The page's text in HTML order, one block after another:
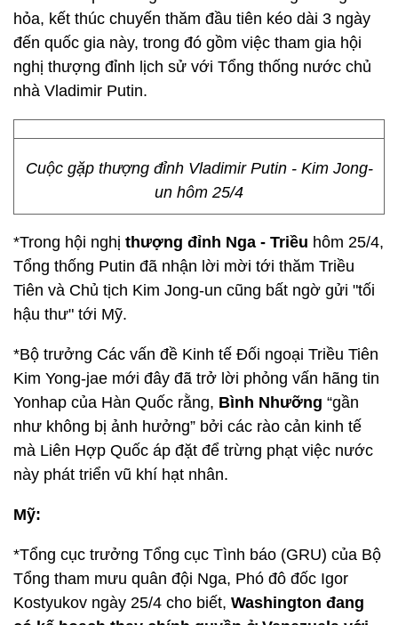
hỏa, kết thúc chuyến thăm đầu tiên kéo dài 3 ngày
đến quốc gia này, trong đó gồm việc tham gia hội
nghị thượng đỉnh lịch sử với Tổng thống nước chủ
nhà Vladimir Putin.
Cuộc gặp thượng đỉnh Vladimir Putin - Kim Jong-
un hôm 25/4
*Trong hội nghị thượng đỉnh Nga - Triều hôm 25/4,
Tổng thống Putin đã nhận lời mời tới thăm Triều
Tiên và Chủ tịch Kim Jong-un cũng bất ngờ gửi "tối
hậu thư" tới Mỹ.
*Bộ trưởng Các vấn đề Kinh tế Đối ngoại Triều Tiên
Kim Yong-jae mới đây đã trở lời phỏng vấn hãng tin
Yonhap của Hàn Quốc rằng, Bình Nhưỡng “gần
như không bị ảnh hưởng” bởi các rào cản kinh tế
mà Liên Hợp Quốc áp đặt để trừng phạt việc nước
này phát triển vũ khí hạt nhân.
Mỹ:
*Tổng cục trưởng Tổng cục Tình báo (GRU) của Bộ
Tổng tham mưu quân đội Nga, Phó đô đốc Igor
Kostyukov ngày 25/4 cho biết, Washington đang